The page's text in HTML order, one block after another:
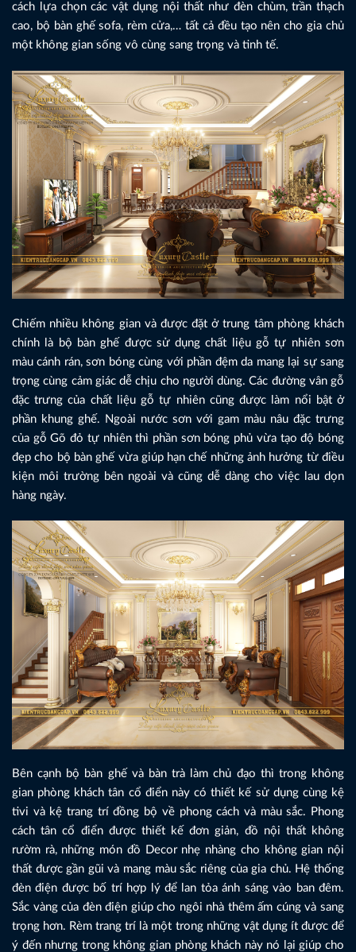
cách lựa chọn các vật dụng nội thất như đèn chùm, trần thạch
cao, bộ bàn ghế sofa, rèm cửa,… tất cả đều tạo nên cho gia chủ
một không gian sống vô cùng sang trọng và tinh tế.
Chiếm nhiều không gian và được đặt ở trung tâm phòng khách
chính là bộ bàn ghế được sử dụng chất liệu gỗ tự nhiên sơn
màu cánh rán, sơn bóng cùng với phần đệm da mang lại sự sang
trọng cùng cảm giác dễ chịu cho người dùng. Các đường vân gỗ
đặc trưng của chất liệu gỗ tự nhiên cũng được làm nổi bật ở
phần khung ghế. Ngoài nước sơn với gam màu nâu đặc trưng
của gỗ Gõ đỏ tự nhiên thì phần sơn bóng phủ vừa tạo độ bóng
đẹp cho bộ bàn ghế vừa giúp hạn chế những ảnh hưởng từ điều
kiện môi trường bên ngoài và cũng dễ dàng cho việc lau dọn
hàng ngày.
Bên cạnh bộ bàn ghế và bàn trà làm chủ đạo thì trong không
gian phòng khách tân cổ điển này có thiết kế sử dụng cùng kệ
tivi và kệ trang trí đồng bộ về phong cách và màu sắc. Phong
cách tân cổ điển được thiết kế đơn giản, đồ nội thất không
rườm rà, những món đồ Decor nhẹ nhàng cho không gian nội
thất được gần gũi và mang màu sắc riêng của gia chủ. Hệ thống
đèn điện được bố trí hợp lý để lan tỏa ánh sáng vào ban đêm.
Sắc vàng của đèn điện giúp cho ngôi nhà thêm ấm cúng và sang
trọng hơn. Rèm trang trí là một trong những vật dụng ít được để
ý đến nhưng trong không gian phòng khách này nó lại giúp cho